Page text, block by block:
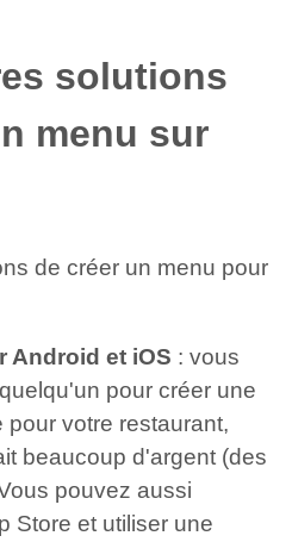
solutions
menu sur
de créer un menu pour
Android et iOS : vous
pour créer une
pour votre restaurant,
beaucoup d'argent (des
pouvez aussi
Store et utiliser une